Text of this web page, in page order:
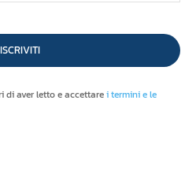
ISCRIVITI
di aver letto e accettarei termini e le